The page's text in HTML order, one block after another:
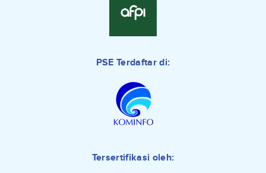
PSE Terdaftar di:
Tersertifikasi oleh: